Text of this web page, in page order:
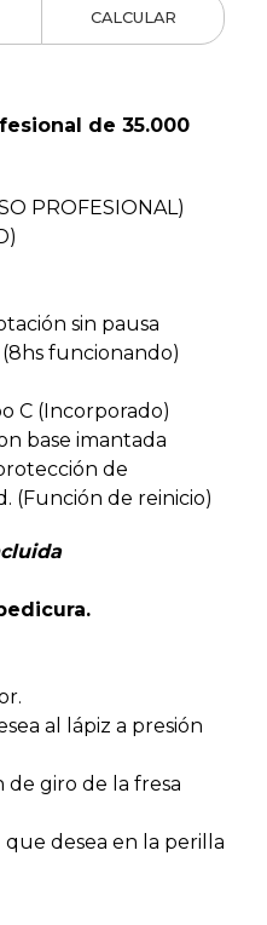
CALCULAR
de 35.000
PROFESIONAL)
sin pausa
funcionando)
C (Incorporado)
base imantada
de
(Función de reinicio)
al lápiz a presión
de giro de la fresa
que desea en la perilla